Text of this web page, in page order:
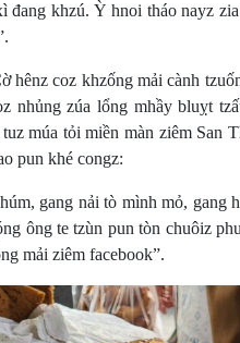
khzú. Ỳ hnoi tháo nayz zia
coz khzống mải cành
nhủng zúa lổng mhầy bluỵt
múa tỏi miền màn ziêm San
pun khé congz:
gang nải tò mình mỏ, gang
ông te tzùn pun tòn chuôiz
mải ziêm facebook”.